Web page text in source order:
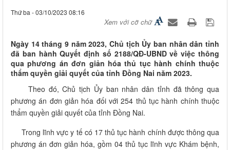
Thứ ba - 03/10/2023 08:16
Xem với cỡ chữ
Ngày 14 tháng 9 năm 2023, Chủ tịch Ủy ban nhân dân tỉnh
đã ban hành Quyết định số 2188/QĐ-UBND về việc thông
qua phương án đơn giản hóa thủ tục hành chính thuộc
thẩm quyền giải quyết của tỉnh Đồng Nai năm 2023.
​Theo đó, Chủ tịch Ủy ban nhân dân tỉnh đã thông qua
phương án đơn giản hóa đối với 254 thủ tục hành chính thuộc
thẩm quyền giải quyết của tỉnh Đồng Nai.
Trong lĩnh vực y tế có 17 thủ tục hành chính được thông qua
phương án đơn giản hóa, gồm 04 thủ tục lĩnh vực Khám bệnh,